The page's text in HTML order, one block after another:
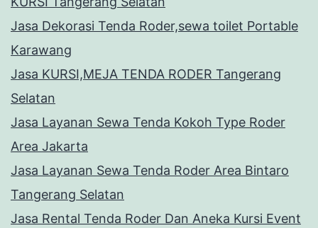
Jasa Dekorasi Tenda Roder,sewa toilet Portable
Karawang
Jasa KURSI,MEJA TENDA RODER Tangerang
Selatan
Jasa Layanan Sewa Tenda Kokoh Type Roder
Area Jakarta
Jasa Layanan Sewa Tenda Roder Area Bintaro
Tangerang Selatan
Jasa Rental Tenda Roder Dan Aneka Kursi Event